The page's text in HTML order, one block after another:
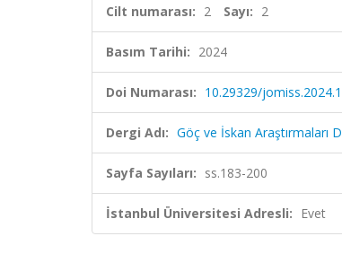
Cilt numarası: 2 Sayı: 2
Basım Tarihi: 2024
Doi Numarası: 10.29329/
Dergi Adı: Göç ve İskan Araştırmaları
Sayfa Sayıları: ss.183-200
İstanbul Üniversitesi Adresli: Evet